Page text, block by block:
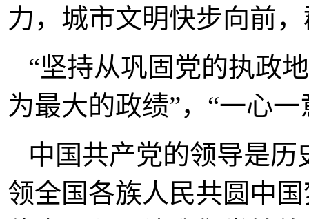
力，城市文明快步向前
“坚持从巩固党的执政
为最大的政绩”，“一心
中国共产党的领导是
领全国各族人民共圆中